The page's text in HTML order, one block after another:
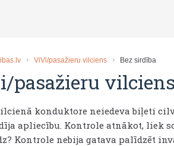
ViVi/pasažieru vilciens Bez sirdība
pasažieru vilciens
konduktore neiedeva biļeti
apliecību. Kontrole atnākot, liek
Kontrole nebija gatava palīdzēt